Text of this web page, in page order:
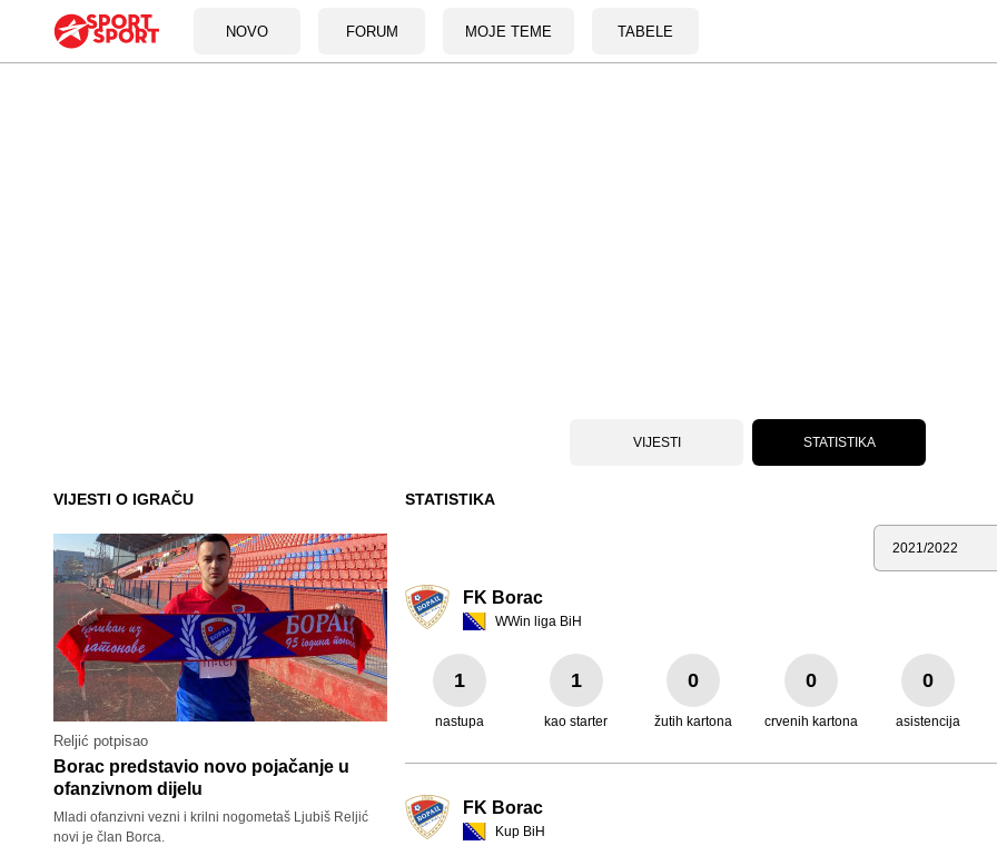
NOVO FORUM MOJE TEME TABELE
VIJESTI STATISTIKA
VIJESTI O IGRAČU
Reljić potpisao
Borac predstavio novo pojačanje u
ofanzivnom dijelu
Mladi ofanzivni vezni i krilni nogometaš Ljubiš Reljić
novi je član Borca.
STATISTIKA
Sezona
FK Borac
WWin liga BiH
1
nastupa
1
kao starter
0
žutih kartona
0
crvenih kartona
0
asistencija
FK Borac
Kup BiH